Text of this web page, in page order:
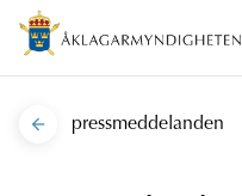
pressmeddelanden